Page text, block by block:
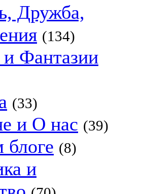
Дружба,
(134)
Фантазии
(33)
и О нас (39)
(8)
и